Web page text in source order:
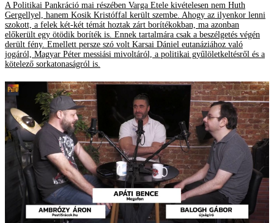
A Politikai Pankráció mai részében Varga Etele kivételesen nem Huth
Gergellyel, hanem Kosik Kristóffal került szembe. Ahogy az ilyenkor lenni
szokott, a felek két-két témát hoztak zárt borítékokban, ma azonban
előkerült egy ötödik boríték is. Ennek tartalmára csak a beszélgetés végén
derült fény. Emellett persze szó volt Karsai Dániel eutanáziához való
jogáról, Magyar Péter messiási mivoltáról, a politikai gyűlöletkeltésről és a
kötelező sorkatonaságról is.